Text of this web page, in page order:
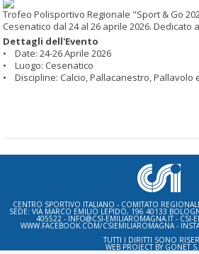
Trofeo Polisportivo Regionale "Sport & Go
Cesenatico dal 24 al 26 aprile 2026. Dedicato
Dettagli dell'Evento
• Date: 24-26 Aprile 2026
• Luogo: Cesenatico
• Discipline: Calcio, Pallacanestro, Pallavolo
CENTRO SPORTIVO ITALIANO - COMITATO
SEDE: VIA MARCO EMILIO LEPIDO, 196 40133
405522 - INFO@CSI-EMILIAROMAGNA.IT - CSI-
WWW.FACEBOOK.COM/CSIEMILIAROMAGNA -
TUTTI I DIRITTI SONO
WEB PROJECT BY GONET